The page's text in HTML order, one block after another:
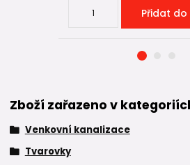
Přidat do
Zboží zařazeno v
Venkovní kanalizace
Tvarovky